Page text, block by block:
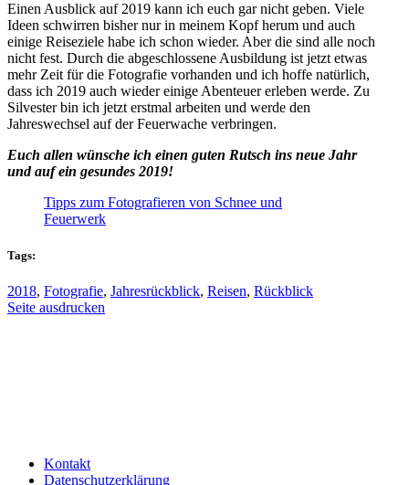
Einen Ausblick auf 2019 kann ich euch gar nicht geben. Viele
Ideen schwirren bisher nur in meinem Kopf herum und auch
einige Reiseziele habe ich schon wieder. Aber die sind alle noch
nicht fest. Durch die abgeschlossene Ausbildung ist jetzt etwas
mehr Zeit für die Fotografie vorhanden und ich hoffe natürlich,
dass ich 2019 auch wieder einige Abenteuer erleben werde. Zu
Silvester bin ich jetzt erstmal arbeiten und werde den
Jahreswechsel auf der Feuerwache verbringen.
Euch allen wünsche ich einen guten Rutsch ins neue Jahr
und auf ein gesundes 2019!
Tipps zum Fotografieren von Schnee und
Feuerwerk
Tags:
2018, Fotografie, Jahresrückblick, Reisen, Rückblick
Seite ausdrucken
Kontakt
Datenschutzerklärung